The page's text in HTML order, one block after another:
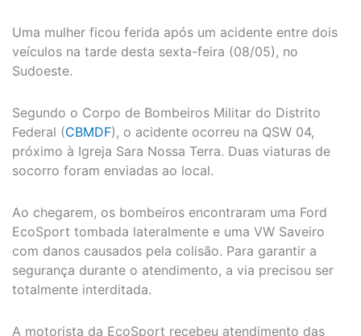
Uma mulher ficou ferida após um acidente entre dois
veículos na tarde desta sexta-feira (08/05), no
Sudoeste.
Segundo o Corpo de Bombeiros Militar do Distrito
Federal (CBMDF), o acidente ocorreu na QSW 04,
próximo à Igreja Sara Nossa Terra. Duas viaturas de
socorro foram enviadas ao local.
Ao chegarem, os bombeiros encontraram uma Ford
EcoSport tombada lateralmente e uma VW Saveiro
com danos causados pela colisão. Para garantir a
segurança durante o atendimento, a via precisou ser
totalmente interditada.
A motorista da EcoSport recebeu atendimento das